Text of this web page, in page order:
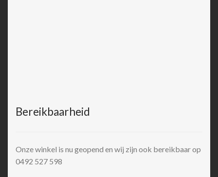
Bereikbaarheid
Onze winkel is nu geopend en wij zijn ook bereikbaar op
0492 527 598